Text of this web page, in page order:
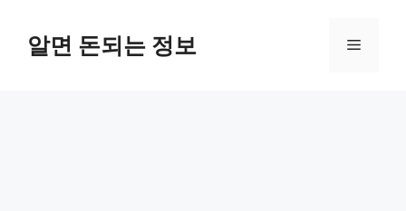
알면 돈되는 정보 메